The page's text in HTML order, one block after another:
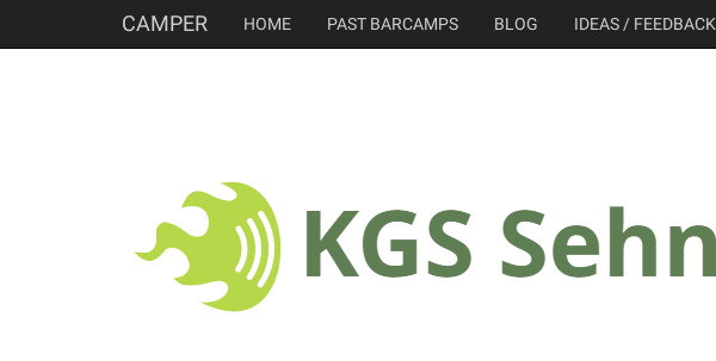
CAMPER HOME PAST BARCAMPS BLOG IDEAS / FEEDBACK